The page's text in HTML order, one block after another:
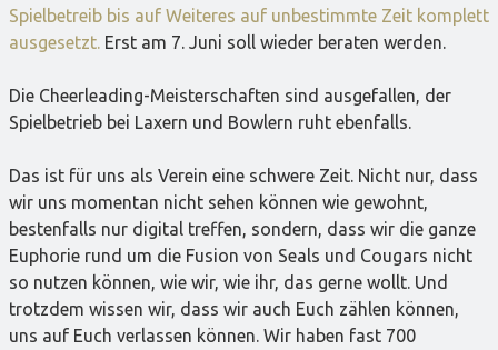
Spielbetreib bis auf Weiteres auf unbestimmte Zeit komplett
ausgesetzt. Erst am 7. Juni soll wieder beraten werden.
Die Cheerleading-Meisterschaften sind ausgefallen, der
Spielbetrieb bei Laxern und Bowlern ruht ebenfalls.
Das ist für uns als Verein eine schwere Zeit. Nicht nur, dass
wir uns momentan nicht sehen können wie gewohnt,
bestenfalls nur digital treffen, sondern, dass wir die ganze
Euphorie rund um die Fusion von Seals und Cougars nicht
so nutzen können, wie wir, wie ihr, das gerne wollt. Und
trotzdem wissen wir, dass wir auch Euch zählen können,
uns auf Euch verlassen können. Wir haben fast 700